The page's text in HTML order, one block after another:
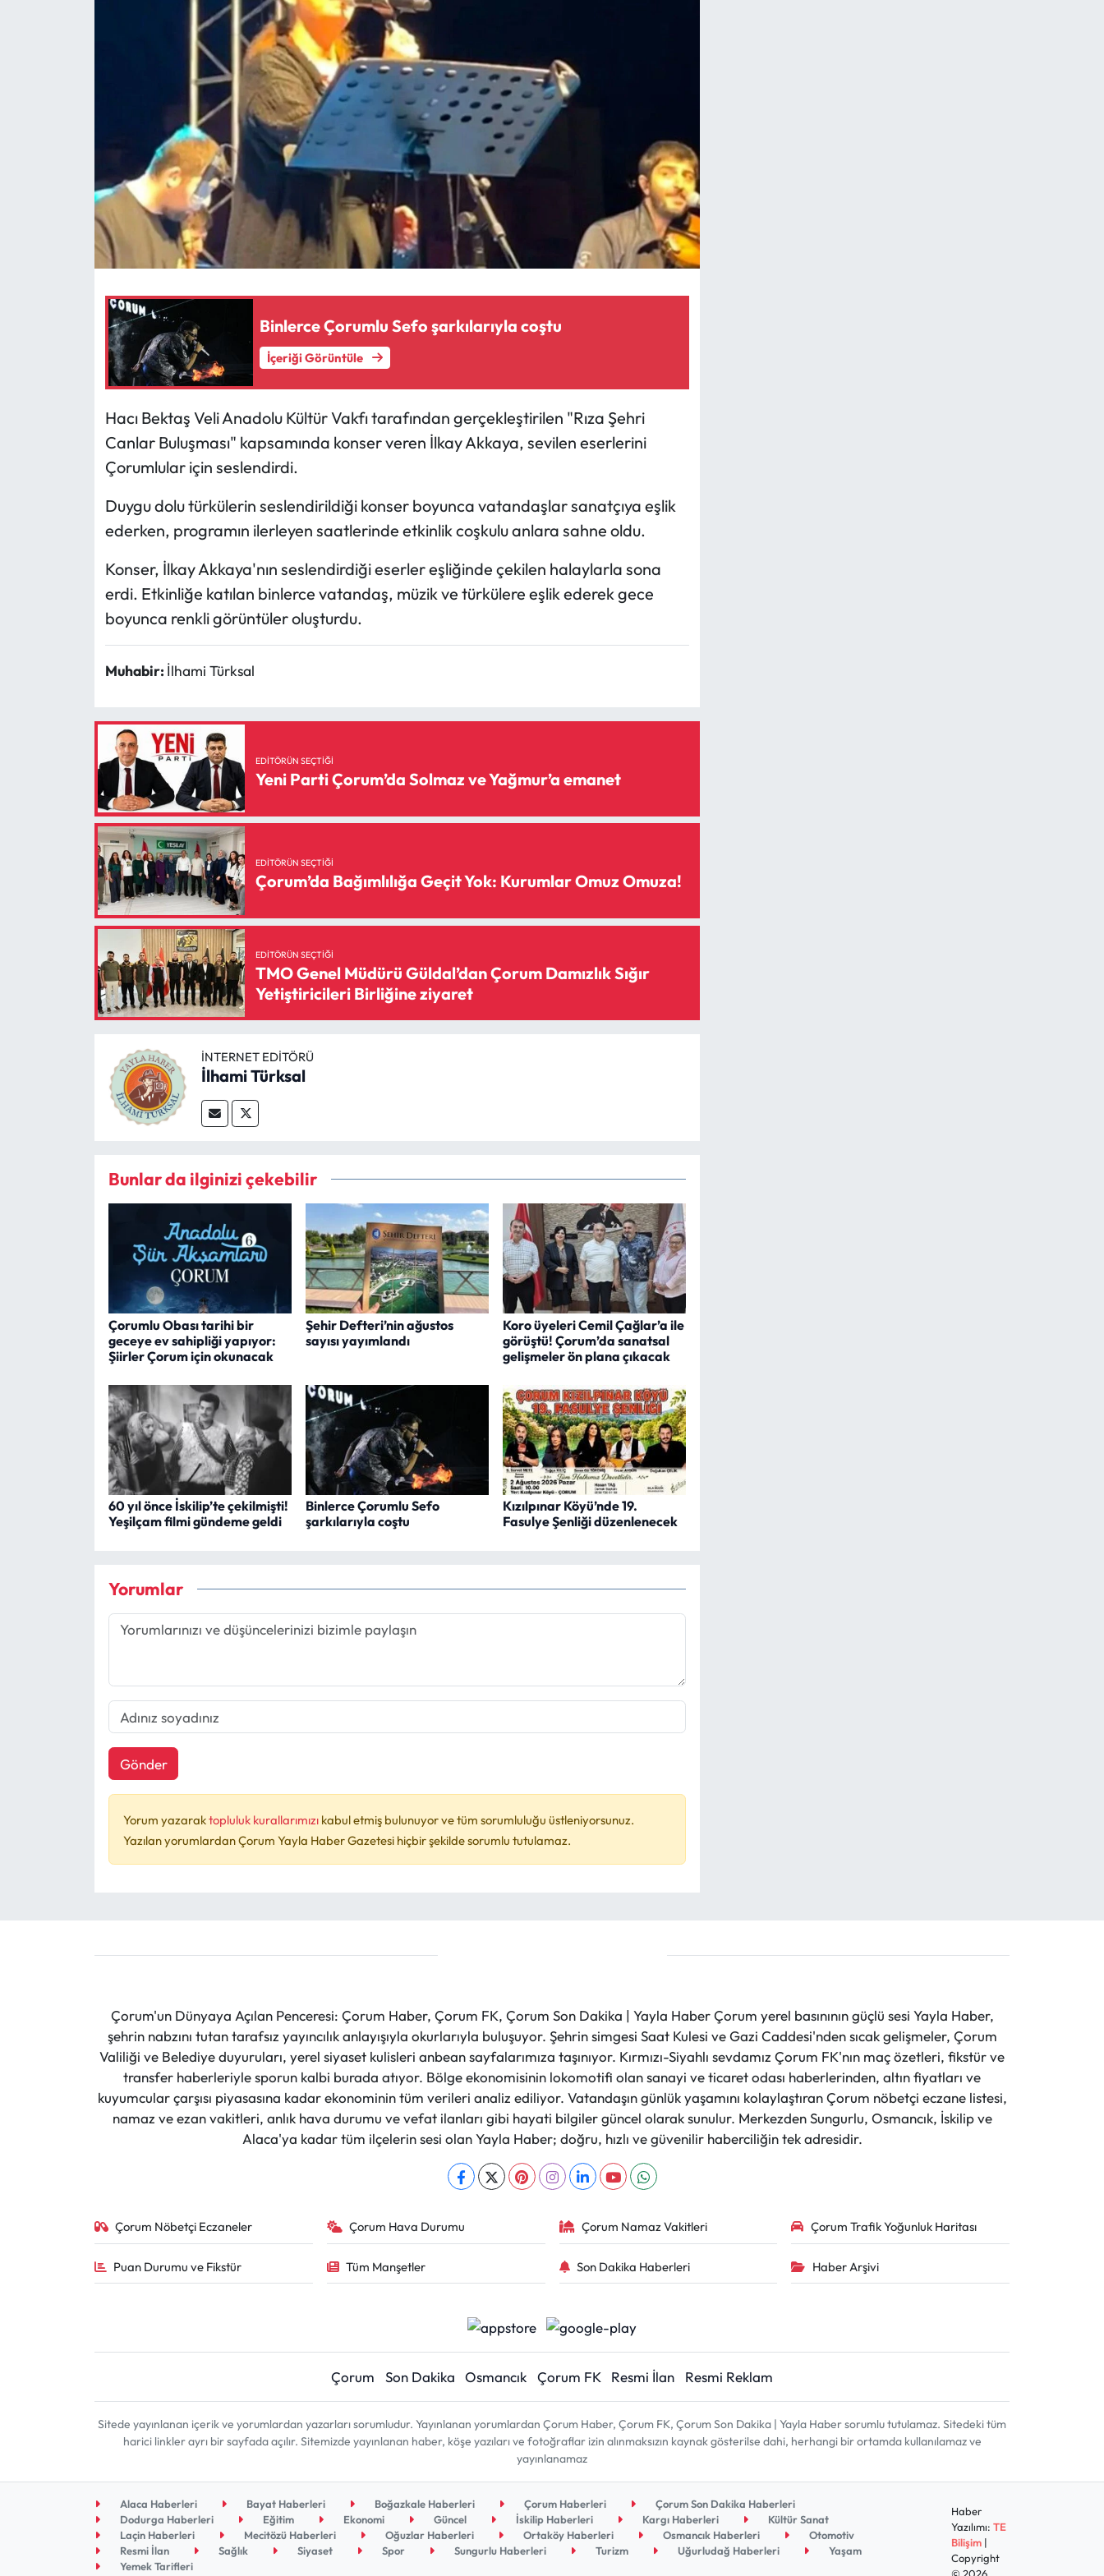
Binlerce Çorumlu Sefo şarkılarıyla coştu
İçeriği Görüntüle
Hacı Bektaş Veli Anadolu Kültür Vakfı tarafından gerçekleştirilen "Rıza Şehri
Canlar Buluşması" kapsamında konser veren İlkay Akkaya, sevilen eserlerini
Çorumlular için seslendirdi.
Duygu dolu türkülerin seslendirildiği konser boyunca vatandaşlar sanatçıya eşlik
ederken, programın ilerleyen saatlerinde etkinlik coşkulu anlara sahne oldu.
Konser, İlkay Akkaya'nın seslendirdiği eserler eşliğinde çekilen halaylarla sona
erdi. Etkinliğe katılan binlerce vatandaş, müzik ve türkülere eşlik ederek gece
boyunca renkli görüntüler oluşturdu.
Muhabir: İlhami Türksal
EDITÖRÜN SEÇTIĞI
Yeni Parti Çorum’da Solmaz ve Yağmur’a emanet
EDITÖRÜN SEÇTIĞI
Çorum’da Bağımlılığa Geçit Yok: Kurumlar Omuz Omuza!
EDITÖRÜN SEÇTIĞI
TMO Genel Müdürü Güldal’dan Çorum Damızlık Sığır
Yetiştiricileri Birliğine ziyaret
İNTERNET EDITÖRÜ
İlhami Türksal
Bunlar da ilginizi çekebilir
Çorumlu Obası tarihi bir
geceye ev sahipliği yapıyor:
Şiirler Çorum için okunacak
Şehir Defteri’nin ağustos
sayısı yayımlandı
Koro üyeleri Cemil Çağlar’a ile
görüştü! Çorum’da sanatsal
gelişmeler ön plana çıkacak
60 yıl önce İskilip’te çekilmişti!
Yeşilçam filmi gündeme geldi
Binlerce Çorumlu Sefo
şarkılarıyla coştu
Kızılpınar Köyü’nde 19.
Fasulye Şenliği düzenlenecek
Yorumlar
Gönder
Yorum yazaraktopluluk kurallarımızı kabul etmiş bulunuyor ve tüm sorumluluğu üstleniyorsunuz.
Yazılan yorumlardan Çorum Yayla Haber Gazetesi hiçbir şekilde sorumlu tutulamaz.
Çorum'un Dünyaya Açılan Penceresi: Çorum Haber, Çorum FK, Çorum Son Dakika | Yayla Haber Çorum yerel basınının güçlü sesi Yayla Haber,
şehrin nabzını tutan tarafsız yayıncılık anlayışıyla okurlarıyla buluşuyor. Şehrin simgesi Saat Kulesi ve Gazi Caddesi'nden sıcak gelişmeler, Çorum
Valiliği ve Belediye duyuruları, yerel siyaset kulisleri anbean sayfalarımıza taşınıyor. Kırmızı-Siyahlı sevdamız Çorum FK'nın maç özetleri, fikstür ve
transfer haberleriyle sporun kalbi burada atıyor. Bölge ekonomisinin lokomotifi olan sanayi ve ticaret odası haberlerinden, altın fiyatları ve
kuyumcular çarşısı piyasasına kadar ekonominin tüm verileri analiz ediliyor. Vatandaşın günlük yaşamını kolaylaştıran Çorum nöbetçi eczane listesi,
namaz ve ezan vakitleri, anlık hava durumu ve vefat ilanları gibi hayati bilgiler güncel olarak sunulur. Merkezden Sungurlu, Osmancık, İskilip ve
Alaca'ya kadar tüm ilçelerin sesi olan Yayla Haber; doğru, hızlı ve güvenilir haberciliğin tek adresidir.
Çorum Nöbetçi Eczaneler Çorum Hava Durumu Çorum Namaz Vakitleri Çorum Trafik Yoğunluk Haritası
Puan Durumu ve Fikstür Tüm Manşetler Son Dakika Haberleri Haber Arşivi
Çorum Son Dakika Osmancık Çorum FK Resmi İlan Resmi Reklam
Sitede yayınlanan içerik ve yorumlardan yazarları sorumludur. Yayınlanan yorumlardan Çorum Haber, Çorum FK, Çorum Son Dakika | Yayla Haber sorumlu tutulamaz. Sitedeki tüm
harici linkler ayrı bir sayfada açılır. Sitemizde yayınlanan haber, köşe yazıları ve fotoğraflar izin alınmaksızın kaynak gösterilse dahi, herhangi bir ortamda kullanılamaz ve
yayınlanamaz
Alaca Haberleri Bayat Haberleri Boğazkale Haberleri Çorum Haberleri
Çorum Son Dakika Haberleri
Dodurga Haberleri
Eğitim Ekonomi Güncel İskilip Haberleri Kargı Haberleri
Kültür Sanat
Laçin Haberleri
Mecitözü Haberleri Oğuzlar Haberleri Ortaköy Haberleri Osmancık Haberleri
Otomotiv
Resmi İlan
Sağlık Siyaset Spor Sungurlu Haberleri Turizm Uğurludağ Haberleri
Yaşam
Yemek Tarifleri
Haber
Yazılımı:TE
Bilişim |
Copyright
© 2026
Kargı Haberleri
Laçin Haberleri
Oğuzlar Haberleri
Osmancık Haberleri
Otomotiv
Resmi İlan
Sungurlu Haberleri
Uğurludağ Haberleri
Yayla Haber
Yerel Haberler